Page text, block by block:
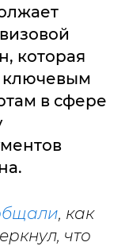
которая
ключевым
в сфере
, как
что